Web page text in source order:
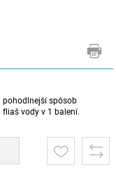
pohodlnejší spôsob
vody v 1 balení.